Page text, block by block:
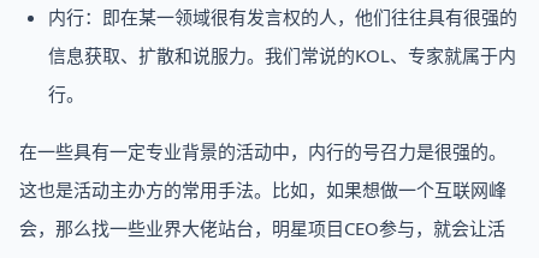
内行：即在某一领域很有发言权的人，他们往往具有很强的
信息获取、扩散和说服力。我们常说的KOL、专家就属于内
行。
在一些具有一定专业背景的活动中，内行的号召力是很强的。
这也是活动主办方的常用手法。比如，如果想做一个互联网峰
会，那么找一些业界大佬站台，明星项目CEO参与，就会让活